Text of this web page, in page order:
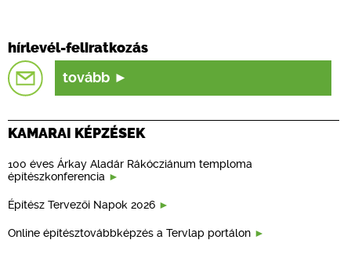
hírlevél-feliratkozás
tovább
KAMARAI KÉPZÉSEK
100 éves Árkay Aladár Rákócziánum temploma
építészkonferencia
Építész Tervezői Napok 2026
Online építésztovábbképzés a Tervlap portálon